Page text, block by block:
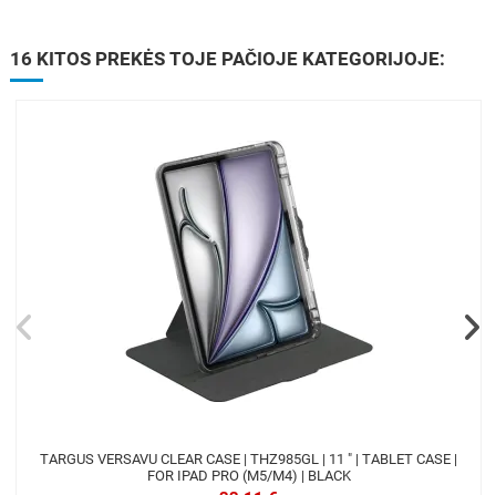
16 KITOS PREKĖS TOJE PAČIOJE KATEGORIJOJE:
TARGUS VERSAVU CLEAR CASE | THZ985GL | 11 " | TABLET CASE |
FOR IPAD PRO (M5/M4) | BLACK